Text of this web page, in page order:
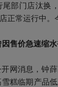
部门店汰换
正常运行中。
售价急速缩
网消息，钟
糕临期产品